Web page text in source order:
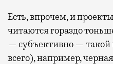
Есть, впрочем, и
читаются гораздо
— субъективно — такой
всего), например,